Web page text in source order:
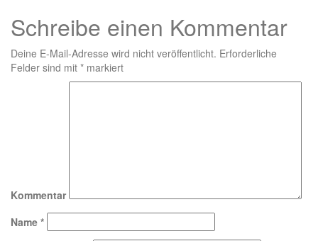
Schreibe einen Kommentar
Deine E-Mail-Adresse wird nicht veröffentlicht. Erforderliche
Felder sind mit * markiert
Kommentar
Name *